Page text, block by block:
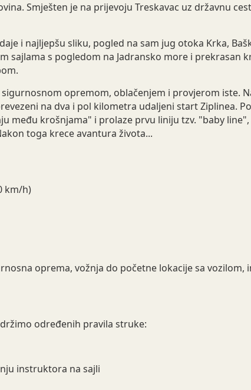
Smješten je na prijevoju Treskavac uz državnu
i najljepšu sliku, pogled na sam jug otoka Krka,
s pogledom na Jadransko more i prekrasan
opremom, oblačenjem i provjerom iste.
na dva i pol kilometra udaljeni start Ziplinea.
među krošnjama" i prolaze prvu liniju tzv. "baby
toga krece avantura života...
km/h)
oprema, vožnja do početne lokacije sa
određenih pravila struke:
instruktora na sajli